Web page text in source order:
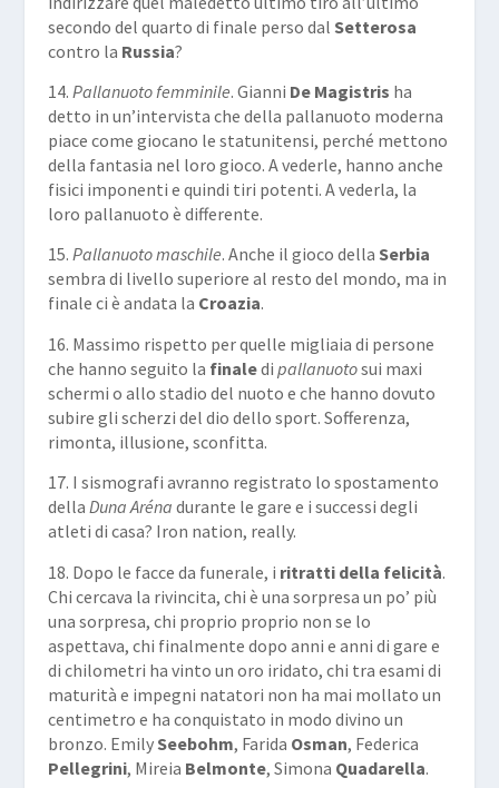
secondo del quarto di finale perso dal Setterosa
contro la Russia?
14. Pallanuoto femminile. Gianni De Magistris ha
detto in un’intervista che della pallanuoto moderna
piace come giocano le statunitensi, perché mettono
della fantasia nel loro gioco. A vederle, hanno anche
fisici imponenti e quindi tiri potenti. A vederla, la
loro pallanuoto è differente.
15. Pallanuoto maschile. Anche il gioco della Serbia
sembra di livello superiore al resto del mondo, ma in
finale ci è andata la Croazia.
16. Massimo rispetto per quelle migliaia di persone
che hanno seguito la finaledi pallanuotosui maxi
schermi o allo stadio del nuoto e che hanno dovuto
subire gli scherzi del dio dello sport. Sofferenza,
rimonta, illusione, sconfitta.
17. I sismografi avranno registrato lo spostamento
della Duna Aréna durante le gare e i successi degli
atleti di casa? Iron nation, really.
18. Dopo le facce da funerale, i ritratti della felicità.
Chi cercava la rivincita, chi è una sorpresa un po’ più
una sorpresa, chi proprio proprio non se lo
aspettava, chi finalmente dopo anni e anni di gare e
di chilometri ha vinto un oro iridato, chi tra esami di
maturità e impegni natatori non ha mai mollato un
centimetro e ha conquistato in modo divino un
bronzo. Emily Seebohm, Farida Osman, Federica
Pellegrini, Mireia Belmonte, Simona Quadarella.